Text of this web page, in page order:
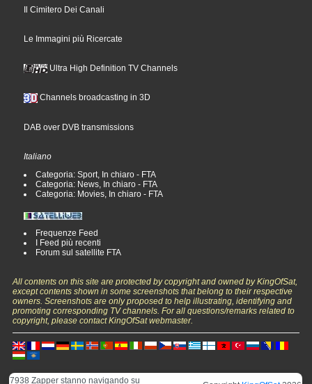
Il Cimitero Dei Canali
Le Immagini più Ricercate
Ultra High Definition TV Channels
Channels broadcasting in 3D
DAB over DVB transmissions
Italiano
Categoria: Sport, In chiaro - FTA
Categoria: News, In chiaro - FTA
Categoria: Movies, In chiaro - FTA
Frequenze Feed
I Feed più recenti
Forum sul satellite FTA
All contents on this site are protected by copyright and owned by KingOfSat,
except contents shown in some screenshots that belong to their respective
owners. Screenshots are only proposed to help illustrating, identifying and
promoting corresponding TV channels. For all questions/remarks related to
copyright, please contact KingOfSat webmaster.
7938 Zapper stanno navigando su